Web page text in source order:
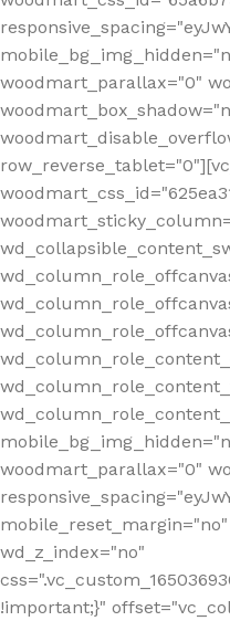
woodmart_parallax="0"
woodmart_parallax="0"
wd_z_index="no"
!important;}"